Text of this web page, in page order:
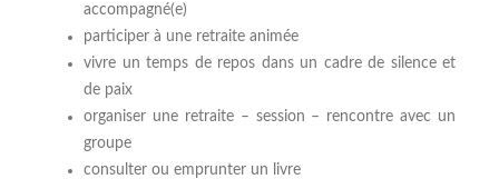
accompagné(e)
participer à une retraite animée
vivre un temps de repos dans un cadre de silence et
de paix
organiser une retraite – session – rencontre avec un
groupe
consulter ou emprunter un livre